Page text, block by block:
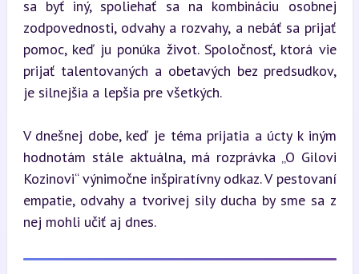
sa byť iný, spoliehať sa na kombináciu osobnej
zodpovednosti, odvahy a rozvahy, a nebáť sa prijať
pomoc, keď ju ponúka život. Spoločnosť, ktorá vie
prijať talentovaných a obetavých bez predsudkov,
je silnejšia a lepšia pre všetkých.
V dnešnej dobe, keď je téma prijatia a úcty k iným
hodnotám stále aktuálna, má rozprávka „O Gilovi
Kozinovi“ výnimočne inšpiratívny odkaz. V pestovaní
empatie, odvahy a tvorivej sily ducha by sme sa z
nej mohli učiť aj dnes.